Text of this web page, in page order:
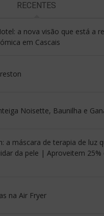
RECENTES
a nova visão que está a
em Cascais
Noisette, Baunilha e
a máscara de terapia de luz
da pele | Aproveitem 25%
na Air Fryer